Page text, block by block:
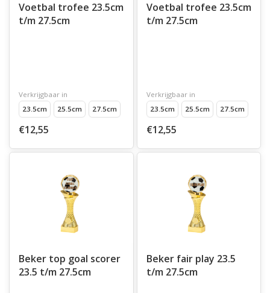
Voetbal trofee 23.5cm
t/m 27.5cm
Verkrijgbaar in
23.5cm
25.5cm 27.5cm
€12,55
Voetbal trofee 23.5cm
t/m 27.5cm
Verkrijgbaar in
23.5cm
25.5cm 27.5cm
€12,55
Beker top goal scorer
23.5 t/m 27.5cm
Beker fair play 23.5
t/m 27.5cm